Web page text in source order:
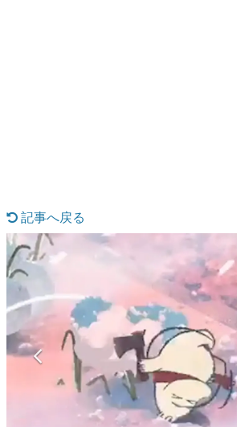
なんでゲームは面白い？
ゲーム開発者・hamatsu氏がゲ
具体的な形から解き明かしていく
ゲームが変えた日本語
「経験値」「裏技」「ラスボス
の起源や用法の変遷を、コンピュ
イニーP氏が徹底調査。
カテゴリ
記事へ戻る